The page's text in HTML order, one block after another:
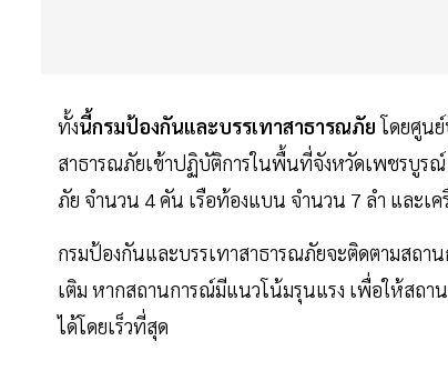
ทั้งนี้กรมป้องกันและบรรเทาสาธารณภัยโดยศูน
สาธารณภัยเข้าปฏิบัติการในพื้นที่จังหวัดเพชรบูรณ์
ภัย จำนวน 4 คัน เรือท้องแบน จำนวน 7 ลำ และเ
กรมป้องกันและบรรเทาสาธารณภัยจะติดตามสถ
เติม หากสถานการณ์มีแนวโน้มรุนแรง เพื่อให้สถ
ได้โดยเร็วที่สุด